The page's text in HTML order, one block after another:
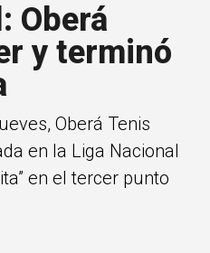
Oberá
y terminó
Oberá Tenis
en la Liga Nacional
en el tercer punto